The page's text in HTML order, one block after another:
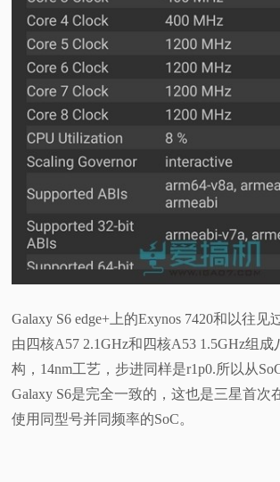
Galaxy S6 edge+上的Exynos 7420和以往见
由四核A57 2.1GHz和四核A53 1.5GHz组成
构，14nm工艺，步进同样是r1p0.所以从
Galaxy S6是完全一致的，这也是三星首次
使用同型号并同频率的SoC。